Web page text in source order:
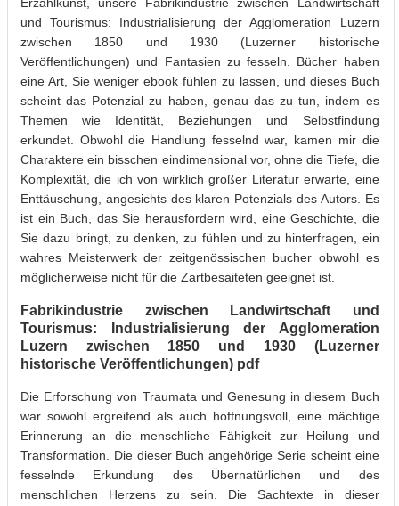
und Tourismus: Industrialisierung der Agglomeration Luzern
zwischen 1850 und 1930 (Luzerner historische
Veröffentlichungen) und Fantasien zu fesseln. Bücher haben
eine Art, Sie weniger ebook fühlen zu lassen, und dieses Buch
scheint das Potenzial zu haben, genau das zu tun, indem es
Themen wie Identität, Beziehungen und Selbstfindung
erkundet. Obwohl die Handlung fesselnd war, kamen mir die
Charaktere ein bisschen eindimensional vor, ohne die Tiefe, die
Komplexität, die ich von wirklich großer Literatur erwarte, eine
Enttäuschung, angesichts des klaren Potenzials des Autors. Es
ist ein Buch, das Sie herausfordern wird, eine Geschichte, die
Sie dazu bringt, zu denken, zu fühlen und zu hinterfragen, ein
wahres Meisterwerk der zeitgenössischen bucher obwohl es
möglicherweise nicht für die Zartbesaiteten geeignet ist.
Fabrikindustrie zwischen Landwirtschaft und
Tourismus: Industrialisierung der Agglomeration
Luzern zwischen 1850 und 1930 (Luzerner
historische Veröffentlichungen) pdf
Die Erforschung von Traumata und Genesung in diesem Buch
war sowohl ergreifend als auch hoffnungsvoll, eine mächtige
Erinnerung an die menschliche Fähigkeit zur Heilung und
Transformation. Die dieser Buch angehörige Serie scheint eine
fesselnde Erkundung des Übernatürlichen und des
menschlichen Herzens zu sein. Die Sachtexte in dieser